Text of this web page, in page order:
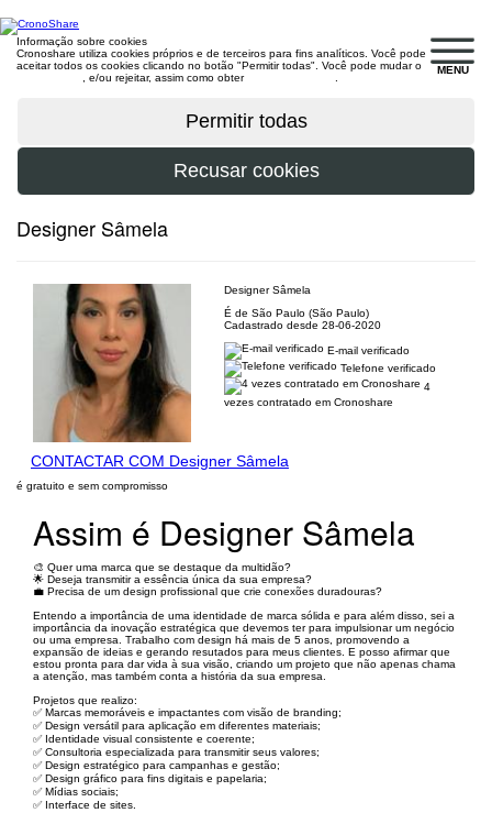
MENU
Informação sobre cookies
Cronoshare utiliza cookies próprios e de terceiros para fins analíticos. Você pode
aceitar todos os cookies clicando no botão "Permitir todas". Você pode mudar o
, e/ou rejeitar, assim como obter
Designer Sâmela
Designer Sâmela
É de São Paulo (São Paulo)
Cadastrado desde 28-06-2020
E-mail verificado
Telefone verificado
4
vezes contratado em Cronoshare
CONTACTAR COM Designer Sâmela
é gratuito e sem compromisso
Assim é Designer Sâmela
🎨 Quer uma marca que se destaque da multidão?
🌟 Deseja transmitir a essência única da sua empresa?
💼 Precisa de um design profissional que crie conexões duradouras?
Entendo a importância de uma identidade de marca sólida e para além disso, sei a
importância da inovação estratégica que devemos ter para impulsionar um negócio
ou uma empresa. Trabalho com design há mais de 5 anos, promovendo a
expansão de ideias e gerando resutados para meus clientes. E posso afirmar que
estou pronta para dar vida à sua visão, criando um projeto que não apenas chama
a atenção, mas também conta a história da sua empresa.
Projetos que realizo:
✅ Marcas memoráveis e impactantes com visão de branding;
✅ Design versátil para aplicação em diferentes materiais;
✅ Identidade visual consistente e coerente;
✅ Consultoria especializada para transmitir seus valores;
✅ Design estratégico para campanhas e gestão;
✅ Design gráfico para fins digitais e papelaria;
✅ Mídias sociais;
✅ Interface de sites.